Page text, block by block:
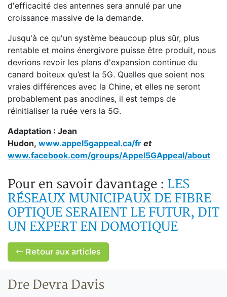
d'efficacité des antennes sera annulé par une
croissance massive de la demande.
Jusqu'à ce qu'un système beaucoup plus sûr, plus
rentable et moins énergivore puisse être produit, nous
devrions revoir les plans d'expansion continue du
canard boiteux qu’est la 5G. Quelles que soient nos
vraies différences avec la Chine, et elles ne seront
probablement pas anodines, il est temps de
réinitialiser la ruée vers la 5G.
Adaptation : Jean
Hudon, www.appel5gappeal.ca/fr et
www.facebook.com/groups/Appel5GAppeal/about
Pour en savoir davantage : LES
RÉSEAUX MUNICIPAUX DE FIBRE
OPTIQUE SERAIENT LE FUTUR, DIT
UN EXPERT EN DOMOTIQUE
Retour aux articles
Dre Devra Davis